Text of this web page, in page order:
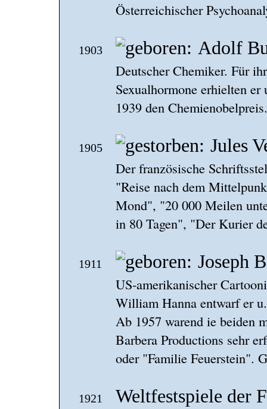
Österreichischer
1903 Adolf
Deutscher Chemiker. Für
Sexualhormone erhielten
1939 den
1905 Jules
Der französische
"Reise nach dem
Mond", "20 000 Meilen
in 80 Tagen", "Der Kurier
1911 Joseph
US-amerikanischer
William Hanna entwarf er
Ab 1957 warend ie beiden
Barbera Productions sehr
oder "Familie Feuerstein".
1921 Weltfestspiele der